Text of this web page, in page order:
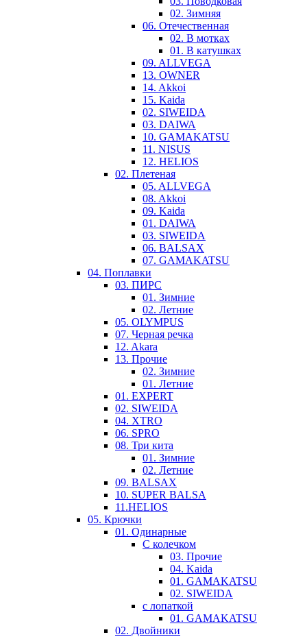
02. Зимняя
06. Отечественная
02. В мотках
01. В катушках
09. ALLVEGA
13. OWNER
14. Akkoi
15. Kaida
02. SIWEIDA
03. DAIWA
10. GAMAKATSU
11. NISUS
12. HELIOS
02. Плетеная
05. ALLVEGA
08. Akkoi
09. Kaida
01. DAIWA
03. SIWEIDA
06. BALSAX
07. GAMAKATSU
04. Поплавки
03. ПИРС
01. Зимние
02. Летние
05. OLYMPUS
07. Черная речка
12. Akara
13. Прочие
02. Зимние
01. Летние
01. EXPERT
02. SIWEIDA
04. XTRO
06. SPRO
08. Три кита
01. Зимние
02. Летние
09. BALSAX
10. SUPER BALSA
11.HELIOS
05. Крючки
01. Одинарные
С колечком
03. Прочие
04. Kaida
01. GAMAKATSU
02. SIWEIDA
с лопаткой
01. GAMAKATSU
02. Двойники